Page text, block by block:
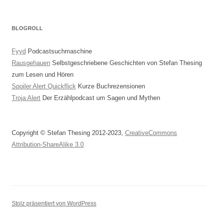
BLOGROLL
Fyyd Podcastsuchmaschine
Rausgehauen Selbstgeschriebene Geschichten von Stefan Thesing
zum Lesen und Hören
Spoiler Alert Quickflick Kurze Buchrezensionen
Troja Alert Der Erzählpodcast um Sagen und Mythen
Copyright © Stefan Thesing 2012-2023, CreativeCommons
Attribution-ShareAlike 3.0
Stolz präsentiert von WordPress